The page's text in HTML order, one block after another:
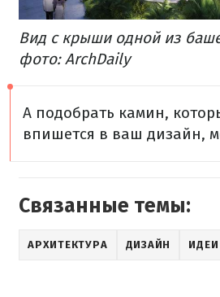
Вид с крыши одной из
фото: ArchDaily
А подобрать камин,
впишется в ваш дизайн,
Связанные темы:
АРХИТЕКТУРА ДИЗАЙН